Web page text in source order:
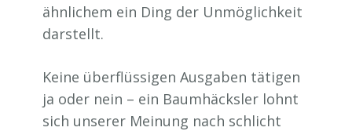
ähnlichem ein Ding der Unmöglichkeit
darstellt.
Keine überflüssigen Ausgaben tätigen
ja oder nein – ein Baumhäcksler lohnt
sich unserer Meinung nach schlicht